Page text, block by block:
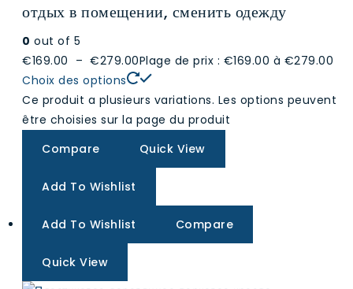
отдых в помещении, сменить одежду
0 out of 5
€169.00 – €279.00Plage de prix : €169.00 à €279.00
Choix des options
Ce produit a plusieurs variations. Les options peuvent
être choisies sur la page du produit
Compare
Quick View
Add To Wishlist
Add To Wishlist Compare
Quick View